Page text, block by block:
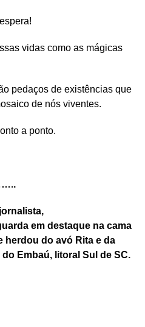
vidas como as mágicas
pedaços de existências que
de nós viventes.
a ponto.
em destaque na cama
herdou do avó Rita e da
Embaú, litoral Sul de SC.